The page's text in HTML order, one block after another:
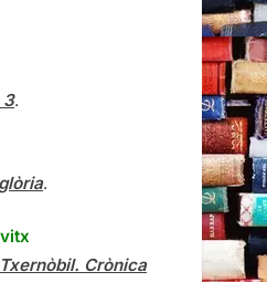
3.
.
Crònica